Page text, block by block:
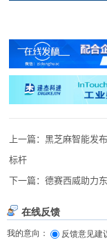
上一篇：黑芝麻智能发
标杆
下一篇：德赛西威助力